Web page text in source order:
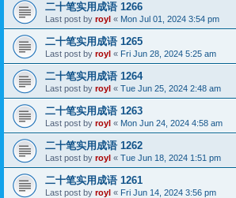
二十笔实用成语 1266
Last post by royl « Mon Jul 01, 2024 3:54 pm
二十笔实用成语 1265
Last post by royl « Fri Jun 28, 2024 5:25 am
二十笔实用成语 1264
Last post by royl « Tue Jun 25, 2024 2:48 am
二十笔实用成语 1263
Last post by royl « Mon Jun 24, 2024 4:58 am
二十笔实用成语 1262
Last post by royl « Tue Jun 18, 2024 1:51 pm
二十笔实用成语 1261
Last post by royl « Fri Jun 14, 2024 3:56 pm